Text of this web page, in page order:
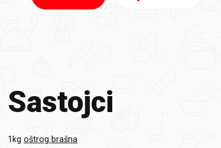
Sastojci
1kg oštrog brašna